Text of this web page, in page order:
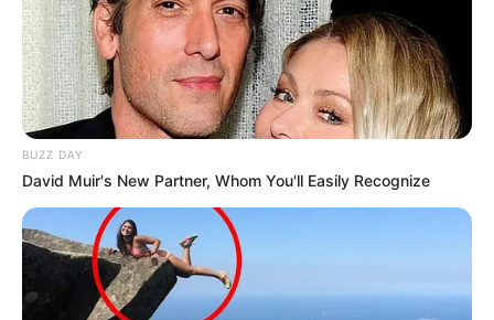
MATÉRIAS EM DESTAQUE NOS ÚLTIMOS 30 DIAS
Prefeitura realiza a maior entrega de
motocicletas aos Agentes de Saúde da
história...
falsificar visitas que nunca aconteceram.
Terceiro lote da restituição do IR paga
R$ 4,61 bilhões para 2,7 milhões de
contribuintes.
BUZZ DAY
David Muir's New Partner, Whom You'll Easily Recognize